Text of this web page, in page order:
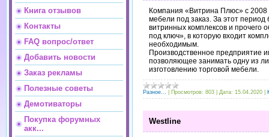
Книга отзывов
Контакты
FAQ вопрос/ответ
Добавить новости
Заказ рекламы
Полезные советы
Демотиваторы
Покупка форумных
акк...
Компания «Витрина Плюс» с 2008
мебели под заказ. За этот
витринных комплексов и прочего
под ключ», в которую входит
необходимым.
Производственное предприятие
позволяющее занимать одну из
изготовлению торговой мебели.
Разное... Просмотров: 803 Дата: 15.04.2020
Westline